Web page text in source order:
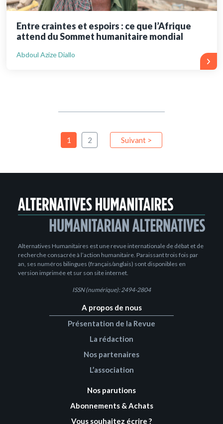
Entre craintes et espoirs : ce que l’Afrique
attend du Sommet humanitaire mondial
Abdoul Azize Diallo
1 2 Suivant >
Alternatives Humanitaires est une revue internationale de débat et de
recherche consacrée à l’action humanitaire. Paraissant trois fois par
an, ses numéros bilingues (français/anglais) sont disponibles en
version imprimée et sur son site internet.
ISSN (numérique): 2494-2804
A propos de nous
Présentation de la Revue
La rédaction
Nos partenaires
L’association
Nos parutions
Abonnements & Achats
Vous souhaitez écrire ?